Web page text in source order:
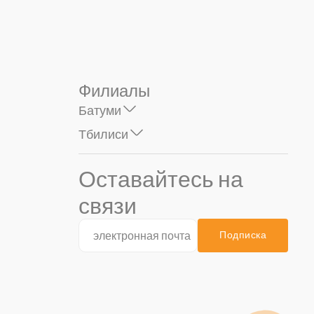
Филиалы
Батуми
Тбилиси
Оставайтесь на
связи
Подписка